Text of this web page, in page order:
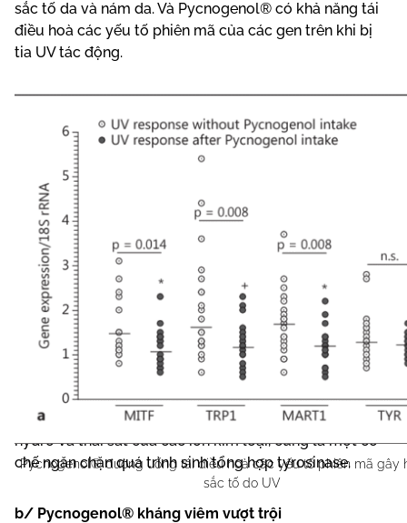
sắc tố da và nám da. Và Pycnogenol® có khả năng tái
điều hoà các yếu tố phiên mã của các gen trên khi bị
tia UV tác động.
Pycnogenol® đường uống tái điều hoà các yếu tố phiên mã gây
sắc tố do UV
Bên cạnh đó, Pycnogenol® còn có cơ chế sử dụng
hydro và thải sắt của các ion kim loại, cũng là một cơ
chế ngăn chặn quá trình sinh tổng hợp tyrosinase.
b/ Pycnogenol® kháng viêm vượt trội